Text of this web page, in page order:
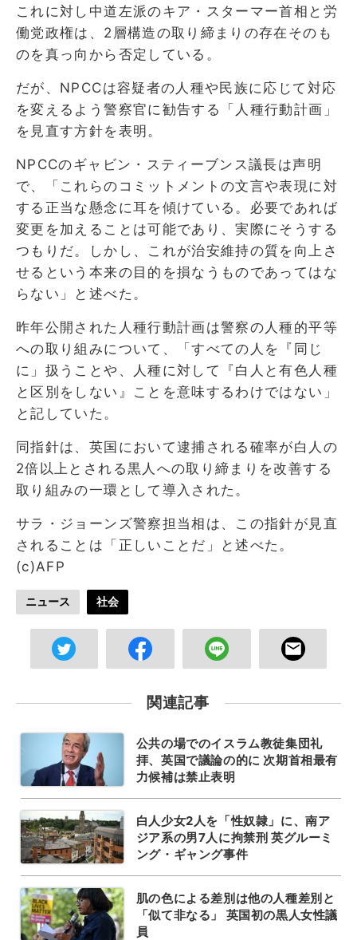
これに対し中道左派のキア・スターマー首相と労
働党政権は、2層構造の取り締まりの存在そのも
のを真っ向から否定している。
だが、NPCCは容疑者の人種や民族に応じて対応
を変えるよう警察官に勧告する「人種行動計画」
を見直す方針を表明。
NPCCのギャビン・スティーブンス議長は声明
で、「これらのコミットメントの文言や表現に対
する正当な懸念に耳を傾けている。必要であれば
変更を加えることは可能であり、実際にそうする
つもりだ。しかし、これが治安維持の質を向上さ
せるという本来の目的を損なうものであってはな
らない」と述べた。
昨年公開された人種行動計画は警察の人種的平等
への取り組みについて、「すべての人を『同じ
に」扱うことや、人種に対して『白人と有色人種
と区別をしない』ことを意味するわけではない」
と記していた。
同指針は、英国において逮捕される確率が白人の
2倍以上とされる黒人への取り締まりを改善する
取り組みの一環として導入された。
サラ・ジョーンズ警察担当相は、この指針が見直
されることは「正しいことだ」と述べた。
(c)AFP
ニュース 社会
関連記事
公共の場でのイスラム教徒集団礼
拝、英国で議論の的に 次期首相最有
力候補は禁止表明
白人少女2人を「性奴隷」に、南ア
ジア系の男7人に拘禁刑 英グルーミ
ング・ギャング事件
肌の色による差別は他の人種差別と
「似て非なる」 英国初の黒人女性議
員